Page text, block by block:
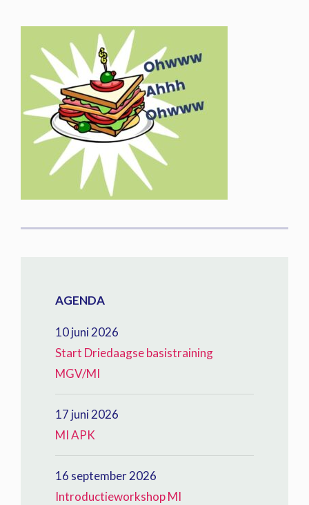
AGENDA
10 juni 2026
Start Driedaagse basistraining
MGV/MI
17 juni 2026
MI APK
16 september 2026
Introductieworkshop MI